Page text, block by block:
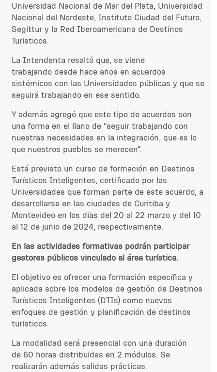
Universidad Nacional de Mar del Plata, Universidad
Nacional del Nordeste, Instituto Ciudad del Futuro,
Segittur y la Red Iberoamericana de Destinos
Turísticos.
La Intendenta resaltó que, se viene
trabajando desde hace años en acuerdos
sistémicos con las Universidades públicas y que se
seguirá trabajando en ese sentido.
Y además agregó que este tipo de acuerdos son
una forma en el llano de “seguir trabajando con
nuestras necesidades en la integración, que es lo
que nuestros pueblos se merecen”.
Está previsto un curso de formación en Destinos
Turísticos Inteligentes, certificado por las
Universidades que forman parte de este acuerdo, a
desarrollarse en las ciudades de Curitiba y
Montevideo en los días del 20 al 22 marzo y del 10
al 12 de junio de 2024, respectivamente.
En las actividades formativas podrán participar
gestores públicos vinculado al área turística.
El objetivo es ofrecer una formación específica y
aplicada sobre los modelos de gestión de Destinos
Turísticos Inteligentes (DTIs) como nuevos
enfoques de gestión y planificación de destinos
turísticos.
La modalidad será presencial con una duración
de 60 horas distribuídas en 2 módulos. Se
realizarán además salidas prácticas.